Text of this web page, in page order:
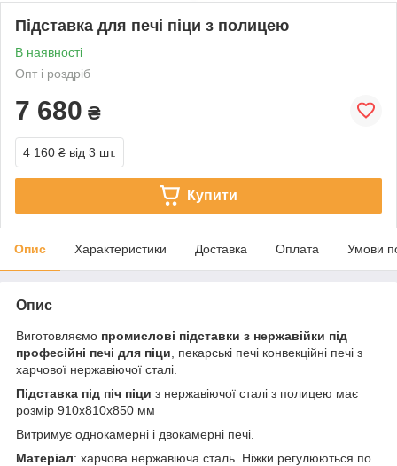
Підставка для печі піци з полицею
В наявності
Опт і роздріб
7 680 ₴
4 160 ₴ від 3 шт.
Купити
Опис Характеристики Доставка Оплата Умови
Опис
Виготовляємо промислові підставки з нержавійки під
професійні печі для піци , пекарські печі конвекційні печі з
харчової нержавіючої сталі.
Підставка під піч піци з нержавіючої сталі з полицею має
розмір 910х810х850 мм
Витримує однокамерні і двокамерні печі.
Матеріал: харчова нержавіюча сталь. Ніжки регулюються по